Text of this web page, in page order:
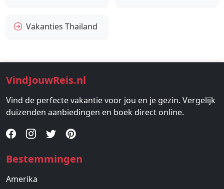
Vakanties Thailand
VindJouwReis.nl
Vind de perfecte vakantie voor jou en je gezin. Vergelijk
duizenden aanbiedingen en boek direct online.
Bestemmingen
Amerika